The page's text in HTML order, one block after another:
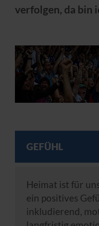
verfolgen, da bin
GEFÜHL
Heimat ist für
ein positives
inkludierend,